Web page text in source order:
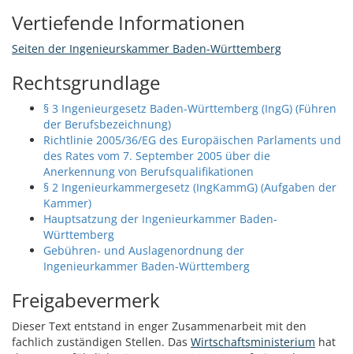
Vertiefende Informationen
Seiten der Ingenieurskammer Baden-Württemberg
Rechtsgrundlage
§ 3 Ingenieurgesetz Baden-Württemberg (IngG) (Führen
der Berufsbezeichnung)
Richtlinie 2005/36/EG des Europäischen Parlaments und
des Rates vom 7. September 2005 über die
Anerkennung von Berufsqualifikationen
§ 2 Ingenieurkammergesetz (IngKammG) (Aufgaben der
Kammer)
Hauptsatzung der Ingenieurkammer Baden-
Württemberg
Gebühren- und Auslagenordnung der
Ingenieurkammer Baden-Württemberg
Freigabevermerk
Dieser Text entstand in enger Zusammenarbeit mit den
fachlich zuständigen Stellen. Das Wirtschaftsministerium hat